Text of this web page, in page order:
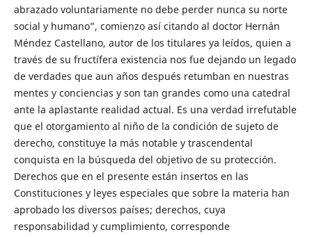
abrazado voluntariamente no debe perder nunca su norte
social y humano”, comienzo así citando al doctor Hernán
Méndez Castellano, autor de los titulares ya leídos, quien a
través de su fructífera existencia nos fue dejando un legado
de verdades que aun años después retumban en nuestras
mentes y conciencias y son tan grandes como una catedral
ante la aplastante realidad actual. Es una verdad irrefutable
que el otorgamiento al niño de la condición de sujeto de
derecho, constituye la más notable y trascendental
conquista en la búsqueda del objetivo de su protección.
Derechos que en el presente están insertos en las
Constituciones y leyes especiales que sobre la materia han
aprobado los diversos países; derechos, cuya
responsabilidad y cumplimiento, corresponde